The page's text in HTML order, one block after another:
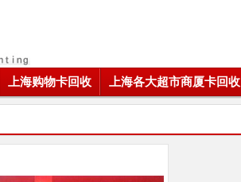
上海购物卡回收 上海各大超市商厦卡回收